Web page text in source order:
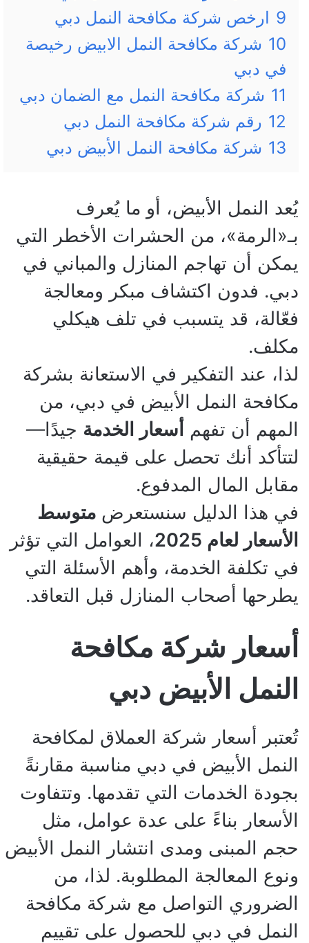
9 ارخص شركة مكافحة النمل دبي
10 شركة مكافحة النمل الابيض رخيصة
في دبي
11 شركة مكافحة النمل مع الضمان دبي
12 رقم شركة مكافحة النمل دبي
13 شركة مكافحة النمل الأبيض دبي
يُعد النمل الأبيض، أو ما يُعرف
بـ«الرمة»، من الحشرات الأخطر التي
يمكن أن تهاجم المنازل والمباني في
دبي. فدون اكتشاف مبكر ومعالجة
فعّالة، قد يتسبب في تلف هيكلي
مكلف.
لذا، عند التفكير في الاستعانة بشركة
مكافحة النمل الأبيض في دبي، من
المهم أن تفهم أسعار الخدمة جيدًا—
لتتأكد أنك تحصل على قيمة حقيقية
مقابل المال المدفوع.
في هذا الدليل سنستعرض متوسط
الأسعار لعام 2025
، العوامل التي تؤثر
في تكلفة الخدمة، وأهم الأسئلة التي
يطرحها أصحاب المنازل قبل التعاقد.
أسعار شركة مكافحة
النمل الأبيض دبي
تُعتبر أسعار شركة العملاق لمكافحة
النمل الأبيض في دبي مناسبة مقارنةً
بجودة الخدمات التي تقدمها. وتتفاوت
الأسعار بناءً على عدة عوامل، مثل
حجم المبنى ومدى انتشار النمل الأبيض
ونوع المعالجة المطلوبة. لذا، من
الضروري التواصل مع شركة مكافحة
النمل في دبي للحصول على تقييم